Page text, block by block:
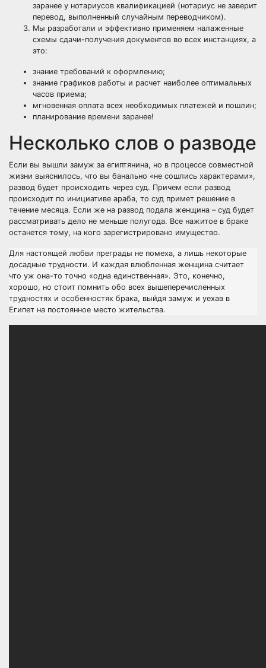
заранее у нотариусов квалификацией (нотариус не заверит
перевод, выполненный случайным переводчиком).
Мы разработали и эффективно применяем налаженные
схемы сдачи-получения документов во всех инстанциях, а
это:
знание требований к оформлению;
знание графиков работы и расчет наиболее оптимальных
часов приема;
мгновенная оплата всех необходимых платежей и пошлин;
планирование времени заранее!
Несколько слов о разводе
Если вы вышли замуж за египтянина, но в процессе совместной
жизни выяснилось, что вы банально «не сошлись характерами»,
развод будет происходить через суд. Причем если развод
происходит по инициативе араба, то суд примет решение в
течение месяца. Если же на развод подала женщина – суд будет
рассматривать дело не меньше полугода. Все нажитое в браке
останется тому, на кого зарегистрировано имущество.
Для настоящей любви преграды не помеха, а лишь некоторые
досадные трудности. И каждая влюбленная женщина считает
что уж она-то точно «одна единственная». Это, конечно,
хорошо, но стоит помнить обо всех вышеперечисленных
трудностях и особенностях брака, выйдя замуж и уехав в
Египет на постоянное место жительства.